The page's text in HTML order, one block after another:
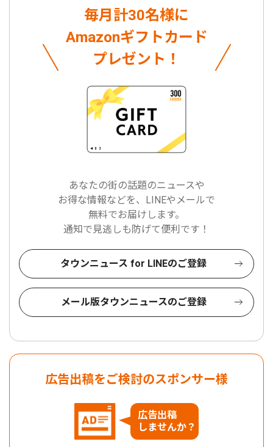
毎月計30名様に
Amazonギフトカード
プレゼント！
あなたの街の話題のニュースや
お得な情報などを、LINEやメールで
無料でお届けします。
通知で見逃しも防げて便利です！
タウンニュース for LINEのご登録
メール版タウンニュースのご登録
広告出稿をご検討のスポンサー様
広告出稿
しませんか？